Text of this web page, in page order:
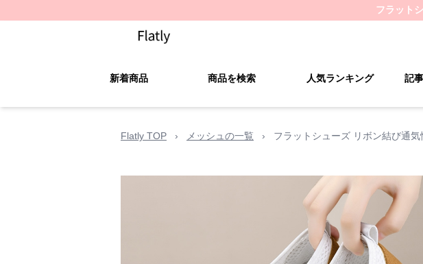
フラット
新着商品 商品を検索 人気ランキング 記
Flatly TOP › メッシュの一覧 › フラットシューズ リボン結び通